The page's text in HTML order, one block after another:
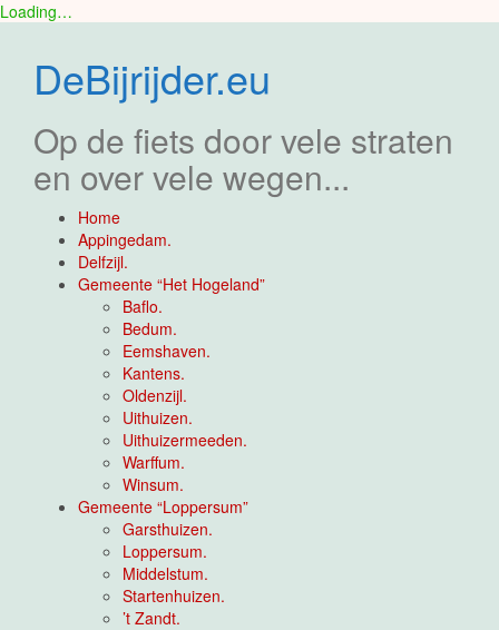
Loading…
contentDeBijrijder.eu
Op de fiets door vele straten
en over vele wegen...
Home
Appingedam.
Delfzijl.
Gemeente “Het Hogeland”
Baflo.
Bedum.
Eemshaven.
Kantens.
Oldenzijl.
Uithuizen.
Uithuizermeeden.
Warffum.
Winsum.
Gemeente “Loppersum”
Garsthuizen.
Loppersum.
Middelstum.
Startenhuizen.
’t Zandt.